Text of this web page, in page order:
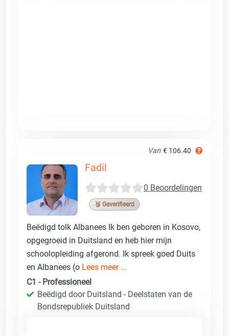
Van € 106.40
Fadil
0 Beoordelingen
🥉 Geverifieerd
Beëdigd tolk Albanees Ik ben geboren in Kosovo,
opgegroeid in Duitsland en heb hier mijn
schoolopleiding afgerond. Ik spreek goed Duits
en Albanees (o Lees meer ...
C1 - Professioneel
Beëdigd door Duitsland - Deelstaten van de
Bondsrepubliek Duitsland